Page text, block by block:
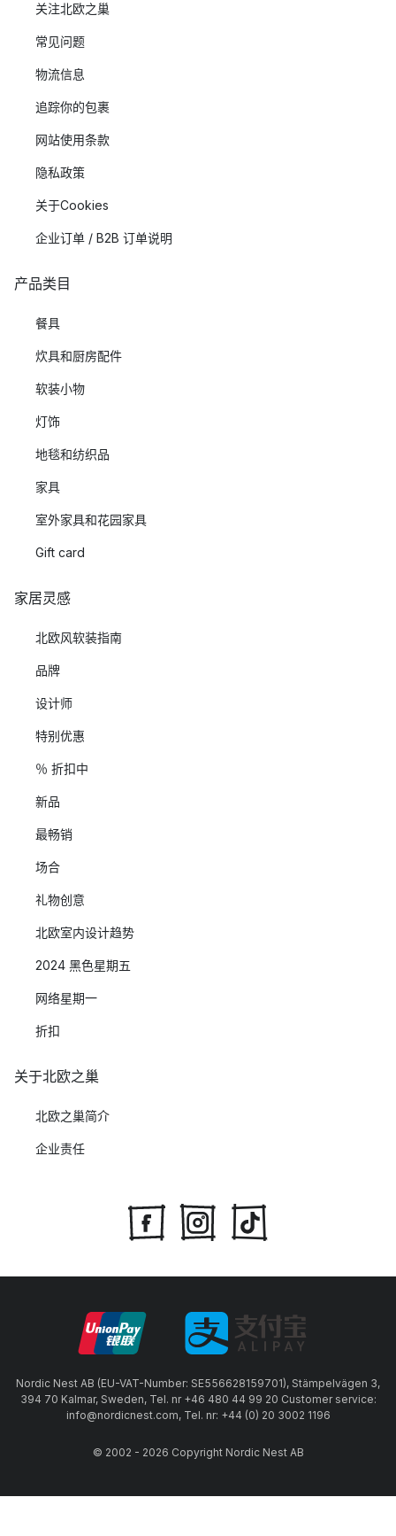
关注北欧之巢
常见问题
物流信息
追踪你的包裹
网站使用条款
隐私政策
关于Cookies
企业订单 / B2B 订单说明
产品类目
餐具
炊具和厨房配件
软装小物
灯饰
地毯和纺织品
家具
室外家具和花园家具
Gift card
家居灵感
北欧风软装指南
品牌
设计师
特别优惠
％ 折扣中
新品
最畅销
场合
礼物创意
北欧室内设计趋势
2024 黑色星期五
网络星期一
折扣
关于北欧之巢
北欧之巢简介
企业责任
Nordic Nest AB (EU-VAT-Number: SE556628159701), Stämpelvägen 3,
394 70 Kalmar, Sweden, Tel. nr +46 480 44 99 20 Customer service:
info@nordicnest.com, Tel. nr: +44 (0) 20 3002 1196
© 2002 - 2026 Copyright Nordic Nest AB